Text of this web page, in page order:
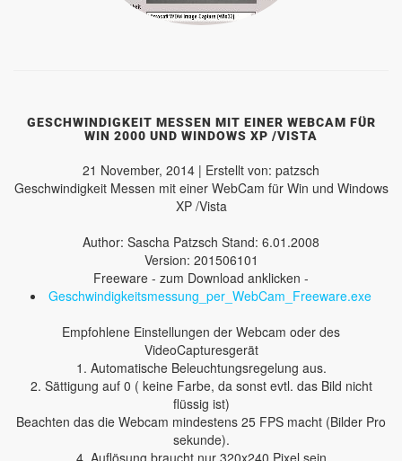
GESCHWINDIGKEIT MESSEN MIT EINER WEBCAM FÜR
WIN 2000 UND WINDOWS XP /VISTA
21 November, 2014 | Erstellt von: patzsch
Geschwindigkeit Messen mit einer WebCam für Win und Windows
XP /Vista
Author: Sascha Patzsch Stand: 6.01.2008
Version: 201506101
Freeware - zum Download anklicken -
Geschwindigkeitsmessung_per_WebCam_Freeware.exe
Empfohlene Einstellungen der Webcam oder des
VideoCapturesgerät
1. Automatische Beleuchtungsregelung aus.
2. Sättigung auf 0 ( keine Farbe, da sonst evtl. das Bild nicht
flüssig ist)
Beachten das die Webcam mindestens 25 FPS macht (Bilder Pro
sekunde).